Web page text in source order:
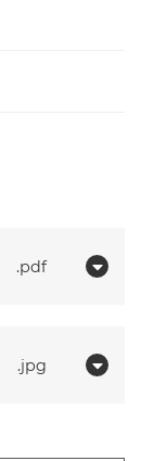
pdf
jpg